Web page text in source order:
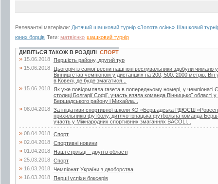
Релевантні матеріали: Дитячий шашковий турнір «Золота осінь» Шашковий
юних борців Теги: матвієнко шашковий турнір
ДИВІТЬСЯ ТАКОЖ В РОЗДІЛІ СПОРТ
» 15.06.2018 Першість району, другий тур
» 15.06.2018
Цьогоріч із самої весни наші юні веслувальники здобули чимало
Вінниці став чемпіоном у дистанціях на 200, 500, 2000 метрів.
в Ковелі, де буде змагатися...
» 15.06.2018
Як уже повідомляла газета в попередньому номері, у чемпіонаті
столиці Болгарії Софії, участь взяла команда Вінницької області
Бершадського району і Михайла...
» 08.04.2018 За ініціативи спортивної школи КО «Бершадська РДЮСШ
прихильників футболу, дитячо-юнацька футбольна команда
участь у Міжнародних спортивних змаганнях BACOLI...
» 08.04.2018 Спорт
» 02.04.2018 Спортивні новини
» 01.04.2018 Наші стрільці – другі в області
» 25.03.2018 Спорт
» 16.03.2018 Чемпіонат України з двоборства
» 16.03.2018 Перші успіхи боксерів